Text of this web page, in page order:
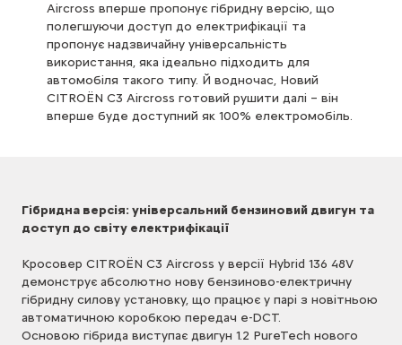
Aircross вперше пропонує гібридну версію, що
полегшуючи доступ до електрифікації та
пропонує надзвичайну універсальність
використання, яка ідеально підходить для
автомобіля такого типу. Й водночас, Новий
CITROЁN C3 Aircross готовий рушити далі – він
вперше буде доступний як 100% електромобіль.
Гібридна версія: універсальний бензиновий двигун та
доступ до світу електрифікації
Кросовер CITROЁN C3 Aircross у версії Hybrid 136 48V
демонструє абсолютно нову бензиново-електричну
гібридну силову установку, що працює у парі з новітньою
автоматичною коробкою передач e-DCT.
Основою гібрида виступає двигун 1.2 PureTech нового